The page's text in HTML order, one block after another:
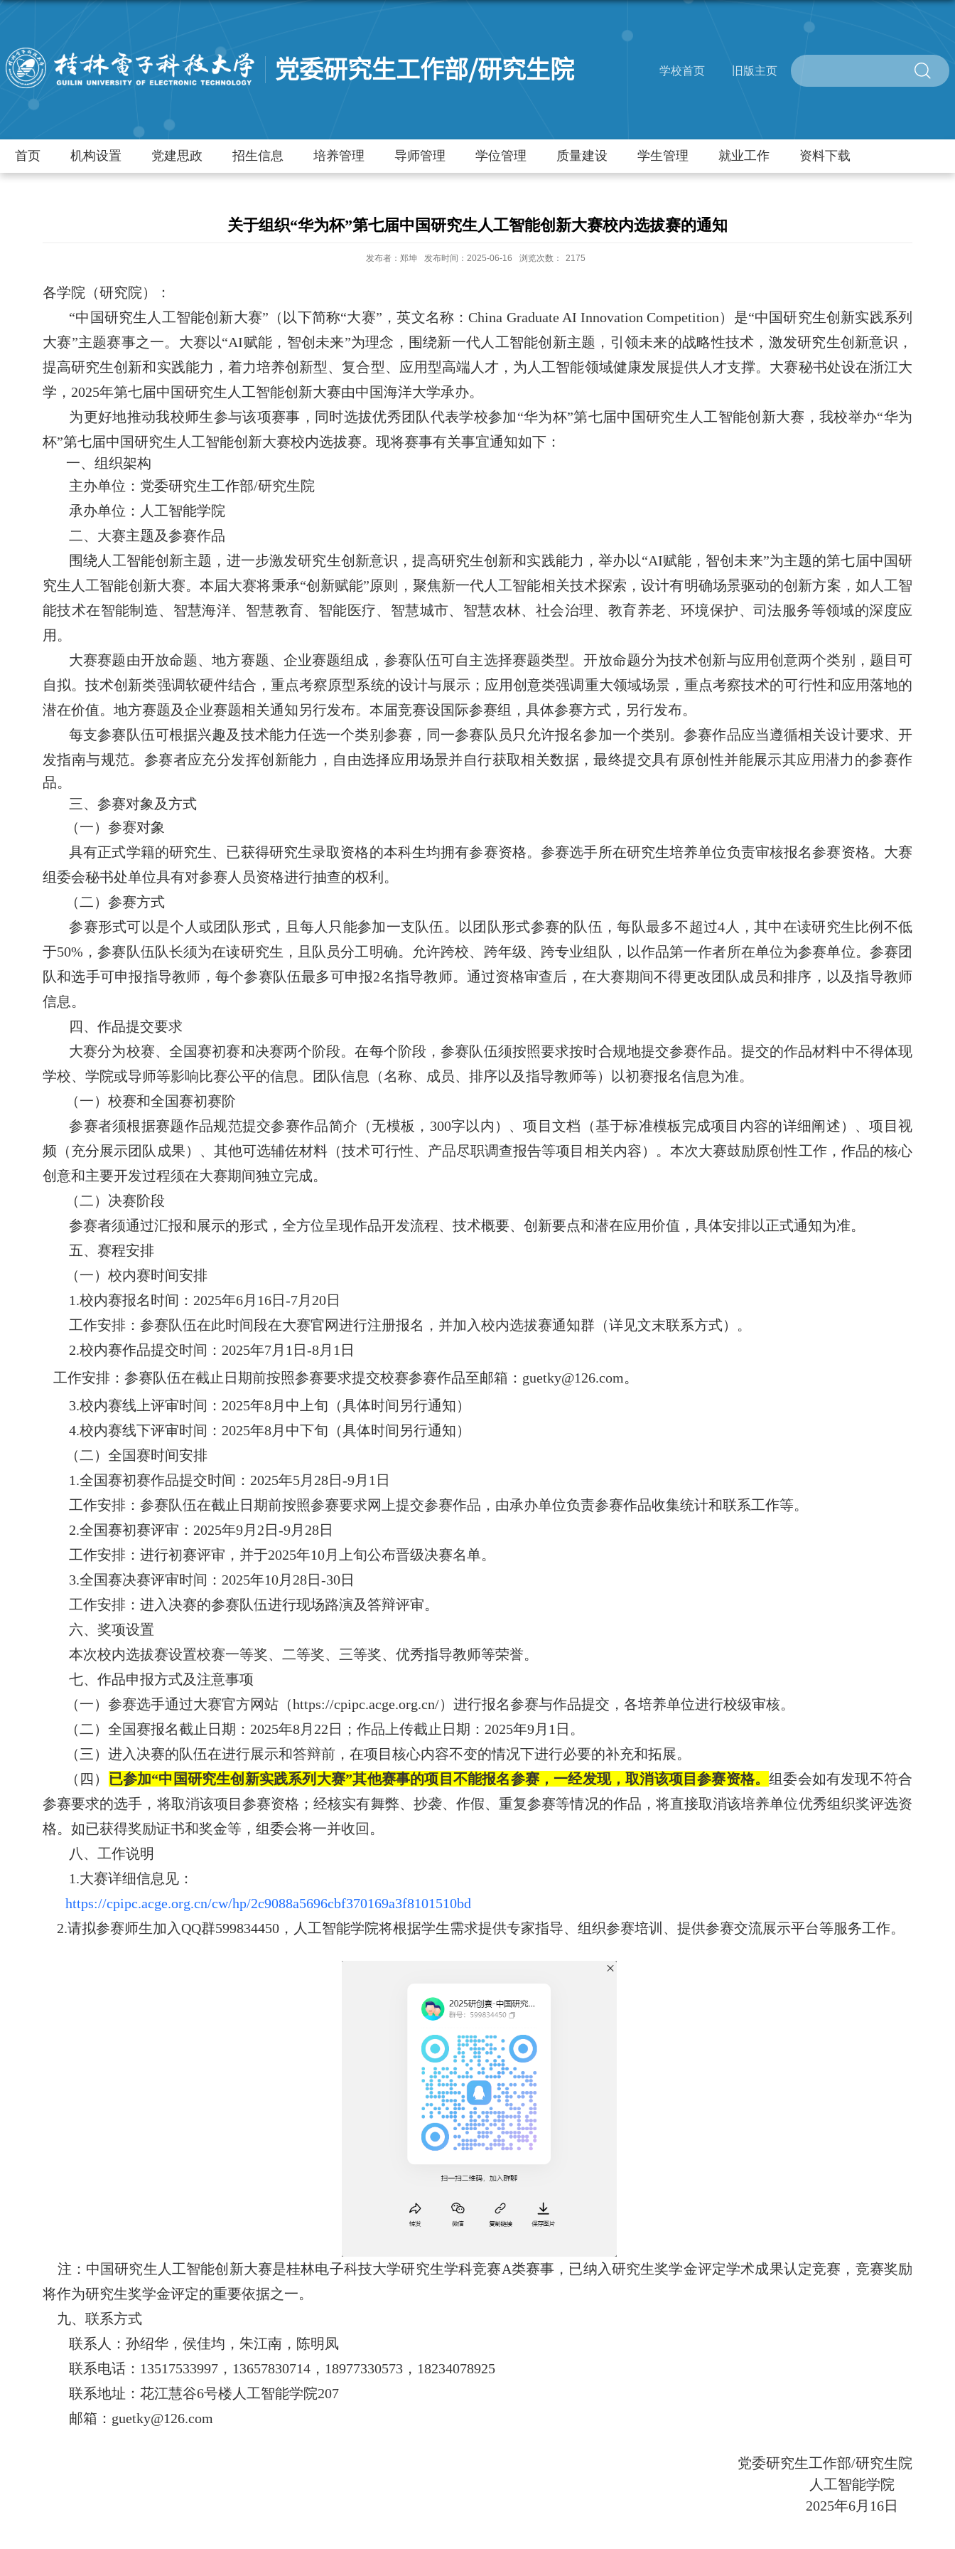
党委研究生工作部/研究生院 学校首页 旧版主页
首页 机构设置 党建思政 招生信息 培养管理 导师管理 学位管理 质量建设 学生管理 就业工作 资料下载
关于组织“华为杯”第七届中国研究生人工智能创新大赛校内选拔赛的通知
发布者：郑坤 发布时间：2025-06-16 浏览次数： 2175
各学院（研究院）：
“中国研究生人工智能创新大赛”（以下简称“大赛”，英文名称：China Graduate AI Innovation Competition）是“中国研究生创新实践系列
大赛”主题赛事之一。大赛以“AI赋能，智创未来”为理念，围绕新一代人工智能创新主题，引领未来的战略性技术，激发研究生创新意识，
提高研究生创新和实践能力，着力培养创新型、复合型、应用型高端人才，为人工智能领域健康发展提供人才支撑。大赛秘书处设在浙江大
学， 2025年第七届中国研究生人工智能创新大赛由中国海洋大学承办。
为更好地推动我校师生参与该项赛事，同时选拔优秀团队代表学校参加“华为杯”第七届中国研究生人工智能创新大赛，我校举办“华为
杯”第七届中国研究生人工智能创新大赛校内选拔赛。现将赛事有关事宜通知如下：
一、组织架构
主办单位：党委研究生工作部/研究生院
承办单位：人工智能学院
二、大赛主题及参赛作品
围绕人工智能创新主题，进一步激发研究生创新意识，提高研究生创新和实践能力，举办以“AI赋能，智创未来”为主题的第七届中国研
究生人工智能创新大赛。本届大赛将秉承“创新赋能”原则，聚焦新一代人工智能相关技术探索，设计有明确场景驱动的创新方案，如人工智
能技术在智能制造、智慧海洋、智慧教育、智能医疗、智慧城市、智慧农林、社会治理、教育养老、环境保护、司法服务等领域的深度应
用。
大赛赛题由开放命题、地方赛题、企业赛题组成，参赛队伍可自主选择赛题类型。开放命题分为技术创新与应用创意两个类别，题目可
自拟。技术创新类强调软硬件结合，重点考察原型系统的设计与展示；应用创意类强调重大领域场景，重点考察技术的可行性和应用落地的
潜在价值。地方赛题及企业赛题相关通知另行发布。本届竞赛设国际参赛组，具体参赛方式，另行发布。
每支参赛队伍可根据兴趣及技术能力任选一个类别参赛，同一参赛队员只允许报名参加一个类别。参赛作品应当遵循相关设计要求、开
发指南与规范。参赛者应充分发挥创新能力，自由选择应用场景并自行获取相关数据，最终提交具有原创性并能展示其应用潜力的参赛作
品。
三、参赛对象及方式
（一）参赛对象
具有正式学籍的研究生、已获得研究生录取资格的本科生均拥有参赛资格。参赛选手所在研究生培养单位负责审核报名参赛资格。大赛
组委会秘书处单位具有对参赛人员资格进行抽查的权利。
（二）参赛方式
参赛形式可以是个人或团队形式，且每人只能参加一支队伍。以团队形式参赛的队伍，每队最多不超过4 人，其中在读研究生比例不低
于50% ，参赛队伍队长须为在读研究生，且队员分工明确。允许跨校、跨年级、跨专业组队，以作品第一作者所在单位为参赛单位。参赛团
队和选手可申报指导教师，每个参赛队伍最多可申报2名指导教师。通过资格审查后，在大赛期间不得更改团队成员和排序，以及指导教师
信息。
四、作品提交要求
大赛分为校赛、全国赛初赛和决赛两个阶段。在每个阶段，参赛队伍须按照要求按时合规地提交参赛作品。提交的作品材料中不得体现
学校、学院或导师等影响比赛公平的信息。团队信息（名称、成员、排序以及指导教师等）以初赛报名信息为准。
（一） 校赛和全国赛初赛阶
参赛者须根据赛题作品规范提交参赛作品简介（无模板， 300字以内）、项目文档（基于标准模板完成项目内容的详细阐述）、项目视
频（充分展示团队成果）、其他可选辅佐材料（技术可行性、产品尽职调查报告等项目相关内容）。本次大赛鼓励原创性工作，作品的核心
创意和主要开发过程须在大赛期间独立完成。
（二）决赛阶段
参赛者须通过汇报和展示的形式，全方位呈现作品开发流程、技术概要、创新要点和潜在应用价值，具体安排以正式通知为准。
五、赛程安排
（一） 校内赛时间安排
1.校内赛报名时间 ： 2025年6月16日-7月20日
工作安排： 参赛队伍在此时间段在大赛官网进行注册报名，并加入校内选拔赛通知群 （详见文末联系方式） 。
2.校内赛作品提交时间 ： 2025年7月1日-8月1日
工作安排：参赛队伍在截止日期前按照参赛要求提交校赛参赛作品至邮箱 ： guetky@126.com。
3.校内赛线上评审时间 ： 2025年8月 中上旬 （具体时间另行通知）
4.校内赛线下评审时间 ： 2025年8月 中下旬 （具体时间另行通知）
（二）全国赛时间安排
1.全国赛初赛作品提交时间： 2025年5月 28日-9月 1 日
工作安排：参赛队伍在截止日期前按照参赛要求网上提交参赛作品，由承办单位负责参赛作品收集统计和联系工作等。
2.全国赛初赛评审： 2025年9月 2 日 -9月 28日
工作安排：进行初赛评审，并于2025年10月上旬公布晋级决赛名单。
3.全国赛决赛评审时间： 2025年10月 28日 -30日
工作安排：进入决赛的参赛队伍进行现场路演及答辩评审。
六、奖项设置
本次校内选拔赛设置校赛一等奖、二等奖、三等奖、优秀指导教师等荣誉。
七、作品申报方式及注意事项
（一）参赛选手通过大赛官方网站（https://cpipc.acge.org.cn/）进行报名参赛与作品提交，各培养单位进行校级审核。
（二） 全国赛报名截止日期： 2025年8月 22 日；作品上传截止日期： 2025年9月 1 日。
（三）进入决赛的队伍在进行展示和答辩前，在项目核心内容不变的情况下进行必要的补充和拓展。
（四） 已参加“中国研究生创新实践系列大赛”其他赛事的项目不能报名参赛，一经发现，取消该项目参赛资格。组委会如有发现不符合
参赛要求的选手，将取消该项目参赛资格；经核实有舞弊、抄袭、作假、重复参赛等情况的作品，将直接取消该培养单位优秀组织奖评选资
格。如已获得奖励证书和奖金等，组委会将一并收回。
八、工作说明
1.大赛详细信息见：
https://cpipc.acge.org.cn/cw/hp/2c9088a5696cbf370169a3f8101510bd
2.请拟参赛师生加入QQ群599834450，人工智能学院将根据学生需求提供专家指导、组织参赛培训、提供参赛交流展示平台等服务工作。
注： 中国研究生人工智能创新大赛是桂林电子科技大学研究生学科竞赛A类赛事， 已纳入研究生奖学金评定学术成果认定竞赛，竞赛奖励
将作为研究生奖学金评定的重要依据之一。
九、联系方式
联系人：孙绍华，侯佳均，朱江南，陈明凤
联系电话： 13517533997 ， 13657830714 ， 18977330573 ， 18234078925
联系地址：花江慧谷6号楼人工智能学院207
邮箱： guetky@126.com
党委研究生工作部/研究生院
人工智能学院
2025年6月 16日